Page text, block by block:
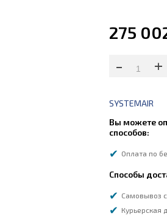
275
-
+
SYSTEMAIR
Вы можете
способов:
Оплата по
Способы
Самовывоз
Курьерская